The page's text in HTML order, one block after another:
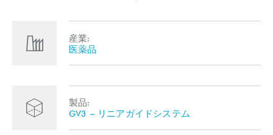
産業:
医薬品
製品:
GV3 – リニアガイドシステム